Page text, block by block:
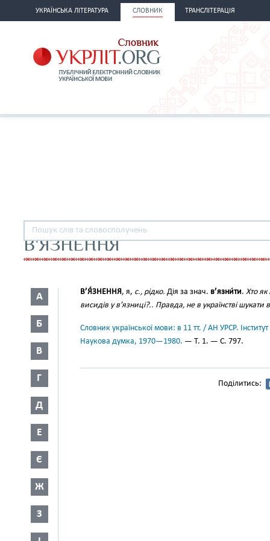
УКРАЇНСЬКА ЛІТЕРАТУРА СЛОВНИК ТРАНСЛІТЕРАЦІЯ
В'ЯЗНЕННЯ
А
Б
В
Г
Д
Е
Є
Ж
З
В’Я́ЗНЕННЯ, я, с., рідко. Дія за знач. в’язни́ти. Хто як
висидів у в’язниці?.. Правда, не в українстві шукати
Словник української мови: в 11 тт. / АН УРСР.
Наукова думка, 1970—1980. — Т. 1. — С. 797.
Поділитись: